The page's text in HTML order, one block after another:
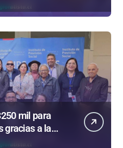
mil para
gracias a la